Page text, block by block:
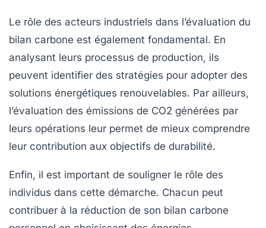
Le rôle des acteurs industriels dans l’évaluation du
bilan carbone est également fondamental. En
analysant leurs processus de production, ils
peuvent identifier des stratégies pour adopter des
solutions énergétiques renouvelables. Par ailleurs,
l’évaluation des émissions de CO2 générées par
leurs opérations leur permet de mieux comprendre
leur contribution aux objectifs de durabilité.
Enfin, il est important de souligner le rôle des
individus dans cette démarche. Chacun peut
contribuer à la réduction de son bilan carbone